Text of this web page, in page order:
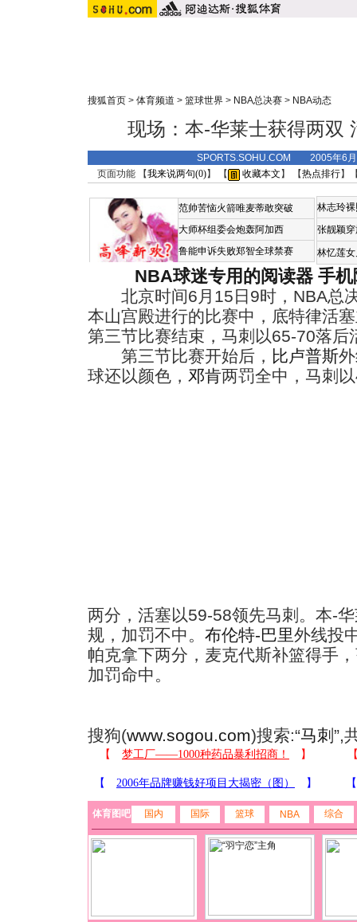
搜狐首页 > 体育频道 > 篮球世界 > NBA总决赛 > NBA动态
现场：本-华莱士获得两双
SPORTS.SOHU.COM 2005年6
页面功能 【我来说两句(0)】 【 收藏本文 】 【热点排行】
范帅苦恼火箭唯麦蒂敢突破
大师杯组委会炮轰阿加西
鲁能申诉失败郑智全球禁赛
林志玲
张靓颖
林忆莲
NBA球迷专用的阅读器 手
北京时间6月15日9时，NBA总
本山宫殿进行的比赛中，底特律活
第三节比赛结束，马刺以65-70落后
第三节比赛开始后， 比卢普斯
球还以颜色， 邓肯两罚全中，马刺
两分，活塞以59-58领先马刺。本-
规，加罚不中。 布伦特-巴里外线投
帕克拿下两分，麦克代斯补篮得手
加罚命中。
搜狗(www.sogou.com)搜索:“马刺”,
体育图吧 国内 国际 篮球 NBA 综合